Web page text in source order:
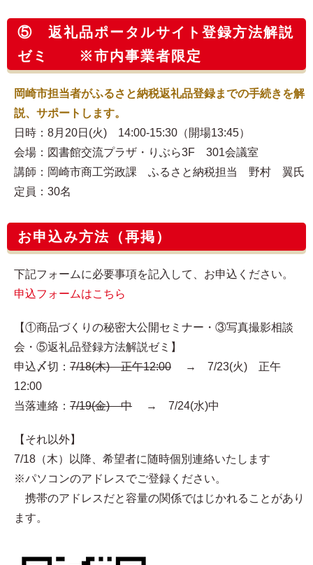
⑤ 返礼品ポータルサイト登録方法解説
ゼミ ※市内事業者限定
岡崎市担当者がふるさと納税返礼品登録までの手続きを解
説、サポートします。
日時：8月20日(火) 14:00-15:30（開場13:45）
会場：図書館交流プラザ・りぶら3F 301会議室
講師：岡崎市商工労政課 ふるさと納税担当 野村 翼氏
定員：30名
お申込み方法（再掲）
下記フォームに必要事項を記入して、お申込ください。
申込フォームはこちら
【①商品づくりの秘密大公開セミナー・③写真撮影相談
会・⑤返礼品登録方法解説ゼミ】
申込〆切： 7/18(木) 正午12:00 → 7/23(火) 正午
12:00
当落連絡： 7/19(金) 中 → 7/24(水)中
【それ以外】
7/18（木）以降、希望者に随時個別連絡いたします
※パソコンのアドレスでご登録ください。
携帯のアドレスだと容量の関係ではじかれることがあり
ます。